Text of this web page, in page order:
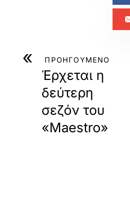
« ΠΡΟΗΓΟΥΜΕΝΟ
Έρχεται η
δεύτερη
σεζόν του
«Maestro»